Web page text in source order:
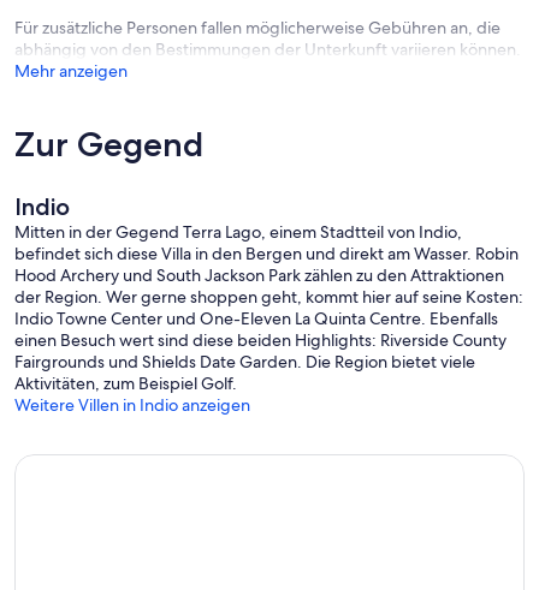
machine, press coffee, teapot, electric kettle, crockpot, chopper,
juicer, air fryer. Air Filtered drinking water through reverse osmosis is
provided by smaller faucet on kitchen sink. All BBQ cooking
champaign and drinking glasses, and kitchen / bar accessories such
as wine opener, shaker, cocktail / shot jigger and more. Large
dishwasher.
(Long-term Renters Welcome too)
HOUSE RULES:
- NO smoking inside the house
- NO pets allowed
- NO Loud events after 10pm
LAKE RULES:
- Swimming in the lake is NOT permitted.
- NO Fishing is allowed
Für zusätzliche Personen fallen möglicherweise Gebühren an, die
abhängig von den Bestimmungen der Unterkunft variieren können.
Mehr anzeigen
Zur Gegend
Indio
Mitten in der Gegend Terra Lago, einem Stadtteil von Indio,
befindet sich diese Villa in den Bergen und direkt am Wasser. Robin
Hood Archery und South Jackson Park zählen zu den Attraktionen
der Region. Wer gerne shoppen geht, kommt hier auf seine Kosten:
Indio Towne Center und One-Eleven La Quinta Centre. Ebenfalls
einen Besuch wert sind diese beiden Highlights: Riverside County
Fairgrounds und Shields Date Garden. Die Region bietet viele
Aktivitäten, zum Beispiel Golf.
Weitere Villen in Indio anzeigen